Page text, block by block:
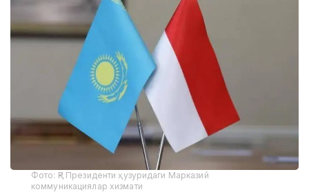
Фото: ҚР Президенти ҳузуридаги Марказий
коммуникациялар хизмати